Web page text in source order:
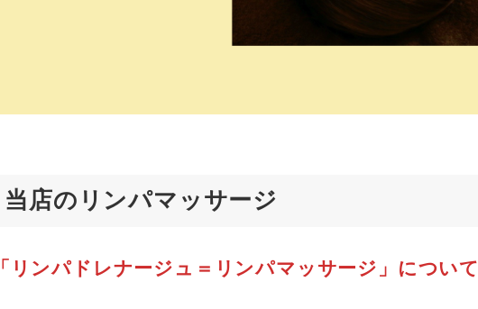
当店のリンパマッサージ
「リンパドレナージュ＝リンパマッサージ」について